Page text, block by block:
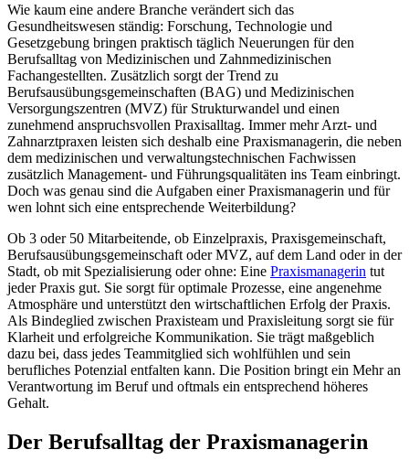
Wie kaum eine andere Branche verändert sich das
Gesundheitswesen ständig: Forschung, Technologie und
Gesetzgebung bringen praktisch täglich Neuerungen für den
Berufsalltag von Medizinischen und Zahnmedizinischen
Fachangestellten. Zusätzlich sorgt der Trend zu
Berufsausübungsgemeinschaften (BAG) und Medizinischen
Versorgungszentren (MVZ) für Strukturwandel und einen
zunehmend anspruchsvollen Praxisalltag. Immer mehr Arzt- und
Zahnarztpraxen leisten sich deshalb eine Praxismanagerin, die neben
dem medizinischen und verwaltungstechnischen Fachwissen
zusätzlich Management- und Führungsqualitäten ins Team einbringt.
Doch was genau sind die Aufgaben einer Praxismanagerin und für
wen lohnt sich eine entsprechende Weiterbildung?
Ob 3 oder 50 Mitarbeitende, ob Einzelpraxis, Praxisgemeinschaft,
Berufsausübungsgemeinschaft oder MVZ, auf dem Land oder in der
Stadt, ob mit Spezialisierung oder ohne: Eine Praxismanagerin tut
jeder Praxis gut. Sie sorgt für optimale Prozesse, eine angenehme
Atmosphäre und unterstützt den wirtschaftlichen Erfolg der Praxis.
Als Bindeglied zwischen Praxisteam und Praxisleitung sorgt sie für
Klarheit und erfolgreiche Kommunikation. Sie trägt maßgeblich
dazu bei, dass jedes Teammitglied sich wohlfühlen und sein
berufliches Potenzial entfalten kann. Die Position bringt ein Mehr an
Verantwortung im Beruf und oftmals ein entsprechend höheres
Gehalt.
Der Berufsalltag der Praxismanagerin